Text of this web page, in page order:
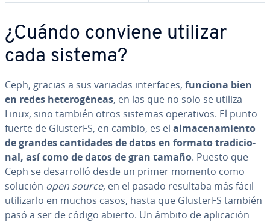
¿Cuándo conviene utilizar
cada sistema?
Ceph, gracias a sus variadas in­te­r­fa­ces, funciona bien
en redes he­te­ro­gé­neas, en las que no solo se utiliza
Linux, sino también otros sistemas ope­ra­ti­vos. El punto
fuerte de GlusterFS, en cambio, es el al­ma­ce­na­mie­n­to
de grandes ca­n­ti­da­des de datos en formato tra­di­cio­
nal, así como de datos de gran tamaño. Puesto que
Ceph se de­sa­rro­lló desde un primer momento como
solución open source, en el pasado resultaba más fácil
uti­li­zar­lo en muchos casos, hasta que GlusterFS también
pasó a ser de código abierto. Un ámbito de apli­ca­ción